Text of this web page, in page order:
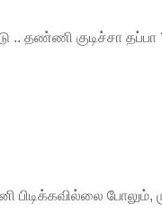
.. தண்ணி குடிச்சா தப்பா
பிடிக்கவில்லை போலும்,